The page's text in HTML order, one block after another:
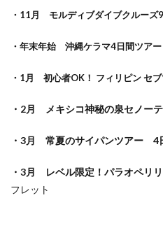
・11月 モルディブダイブクルーズ
・年末年始 沖縄ケラマ4日間ツア
・1月 初心者OK！ フィリピン セ
・2月 メキシコ神秘の泉セノー
・3月 常夏のサイパンツアー 4
・3月 レベル限定！パラオペリ
フレット